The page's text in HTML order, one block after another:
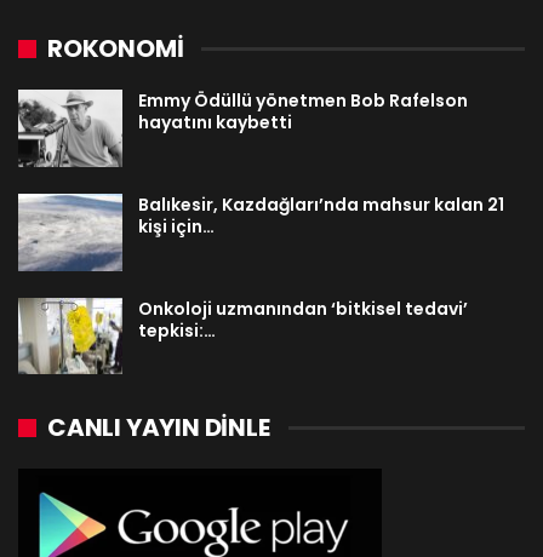
ROKONOMİ
Emmy Ödüllü yönetmen Bob Rafelson
hayatını kaybetti
Balıkesir, Kazdağları’nda mahsur kalan 21
kişi için…
Onkoloji uzmanından ‘bitkisel tedavi’
tepkisi:…
CANLI YAYIN DINLE